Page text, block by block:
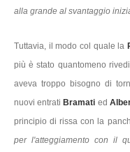
alla grande al svantaggio
Tuttavia, il modo col quale la
più è stato quantomeno
aveva troppo bisogno di
nuovi entrati Bramati ed
principio di rissa con la
per l'atteggiamento con il